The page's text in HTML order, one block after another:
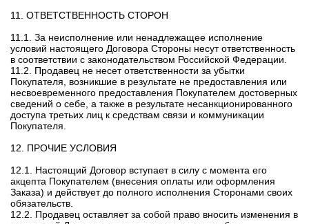
11. ОТВЕТСТВЕННОСТЬ СТОРОН
11.1. За неисполнение или ненадлежащее исполнение
условий настоящего Договора Стороны несут ответственность
в соответствии с законодательством Российской Федерации.
11.2. Продавец не несет ответственности за убытки
Покупателя, возникшие в результате не предоставления или
несвоевременного предоставления Покупателем достоверных
сведений о себе, а также в результате несанкционированного
доступа третьих лиц к средствам связи и коммуникации
Покупателя.
12. ПРОЧИЕ УСЛОВИЯ
12.1. Настоящий Договор вступает в силу с момента его
акцепта Покупателем (внесения оплаты или оформления
Заказа) и действует до полного исполнения Сторонами своих
обязательств.
12.2. Продавец оставляет за собой право вносить изменения в